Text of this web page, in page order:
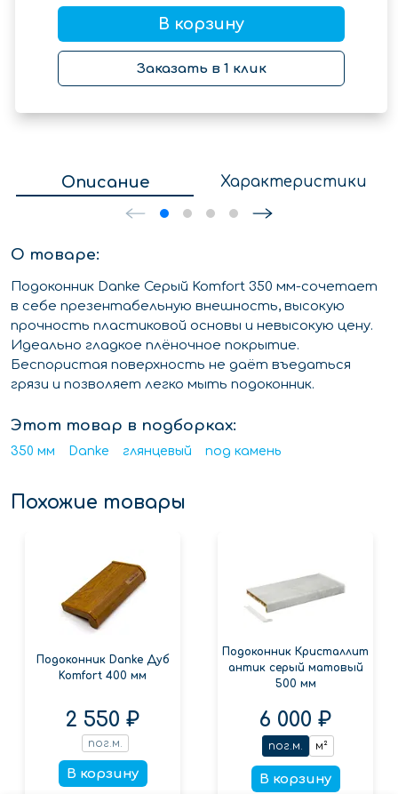
В корзину
Заказать в 1 клик
Описание Характеристики
О товаре:
Подоконник Danke Серый Komfort 350 мм-сочетает
в себе презентабельную внешность, высокую
прочность пластиковой основы и невысокую цену.
Идеально гладкое плёночное покрытие.
Беспористая поверхность не даёт въедаться
грязи и позволяет легко мыть подоконник.
Этот товар в подборках:
350 мм Danke глянцевый под камень
Похожие товары
Подоконник Danke Дуб
Komfort 400 мм
2 550 ₽
пог.м.
В корзину
Подоконник Кристаллит
антик серый матовый
500 мм
6 000 ₽
пог.м. м²
В корзину